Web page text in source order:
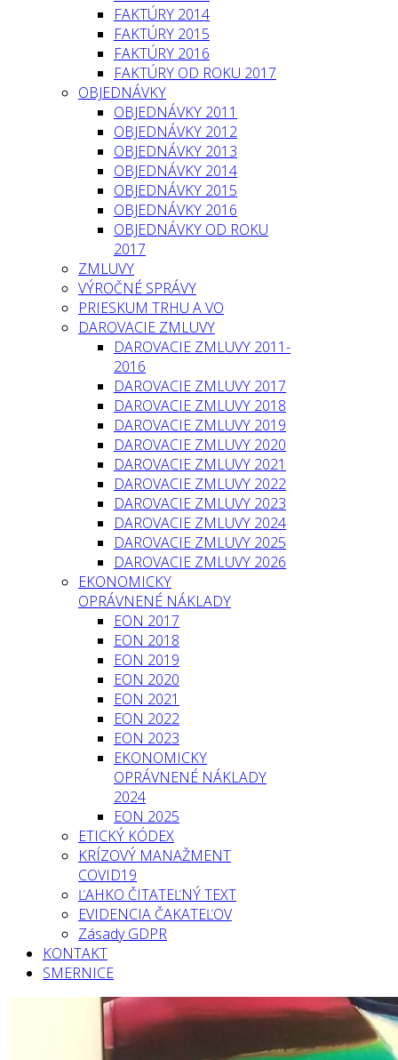
FAKTÚRY 2014
FAKTÚRY 2015
FAKTÚRY 2016
FAKTÚRY OD ROKU 2017
OBJEDNÁVKY
OBJEDNÁVKY 2011
OBJEDNÁVKY 2012
OBJEDNÁVKY 2013
OBJEDNÁVKY 2014
OBJEDNÁVKY 2015
OBJEDNÁVKY 2016
OBJEDNÁVKY OD ROKU
2017
ZMLUVY
VÝROČNÉ SPRÁVY
PRIESKUM TRHU A VO
DAROVACIE ZMLUVY
DAROVACIE ZMLUVY 2011-
2016
DAROVACIE ZMLUVY 2017
DAROVACIE ZMLUVY 2018
DAROVACIE ZMLUVY 2019
DAROVACIE ZMLUVY 2020
DAROVACIE ZMLUVY 2021
DAROVACIE ZMLUVY 2022
DAROVACIE ZMLUVY 2023
DAROVACIE ZMLUVY 2024
DAROVACIE ZMLUVY 2025
DAROVACIE ZMLUVY 2026
EKONOMICKY
OPRÁVNENÉ NÁKLADY
EON 2017
EON 2018
EON 2019
EON 2020
EON 2021
EON 2022
EON 2023
EKONOMICKY
OPRÁVNENÉ NÁKLADY
2024
EON 2025
ETICKÝ KÓDEX
KRÍZOVÝ MANAŽMENT
COVID19
ĽAHKO ČITATEĽNÝ TEXT
EVIDENCIA ČAKATEĽOV
Zásady GDPR
KONTAKT
SMERNICE